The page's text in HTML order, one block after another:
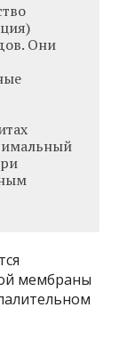
Они
мембраны